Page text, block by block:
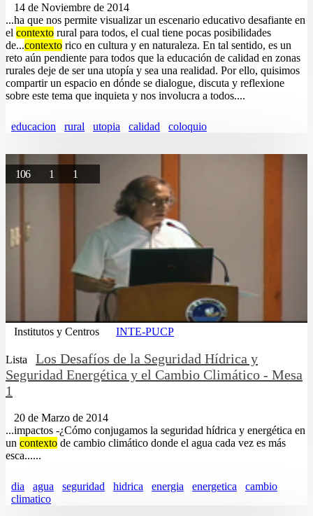
14 de Noviembre de 2014
...ha que nos permite visualizar un escenario educativo desafiante en
el contexto rural para todos, el cual tiene pocas posibilidades
de...contexto rico en cultura y en naturaleza. En tal sentido, es un
reto aún pendiente para todos que la educación de calidad en zonas
rurales deje de ser una utopía y sea una realidad. Por ello, quisimos
compartir un espacio en dónde se dialogue, discuta y reflexione
sobre este tema que inquieta y nos involucra a todos....
educacion rural utopia calidad coloquio
106 1 1
Institutos y Centros INTE-PUCP
Lista
Los Desafíos de la Seguridad Hídrica y
Seguridad Energética y el Cambio Climático - Mesa
1
20 de Marzo de 2014
...impactos -¿Cómo conjugamos la seguridad hídrica y energética en
un contexto de cambio climático donde el agua cada vez es más
esca......
dia agua seguridad hidrica energia energetica
cambio
climatico